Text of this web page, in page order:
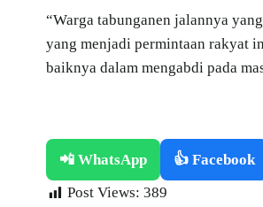
“Warga tabunganen jalannya
yang menjadi permintaan rakyat
baiknya dalam mengabdi pada
📲 WhatsApp 👍 Facebook
Post Views: 389